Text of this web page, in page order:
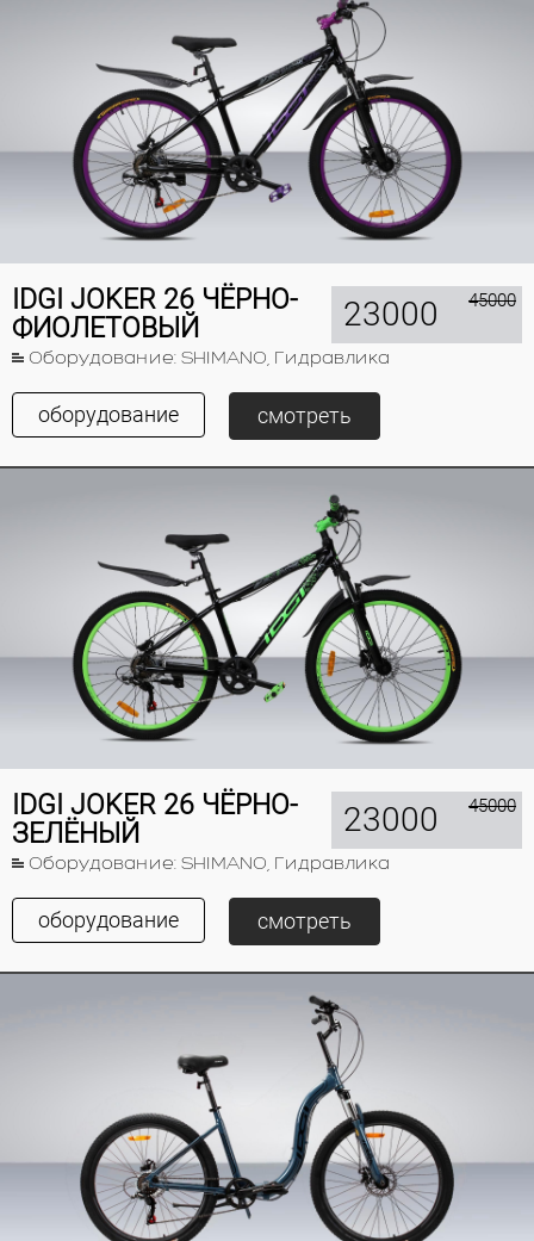
IDGI JOKER 26 ЧЁРНО-
ФИОЛЕТОВЫЙ
Оборудование: SHIMANO, Гидравлика
23000 45000
оборудование смотреть
IDGI JOKER 26 ЧЁРНО-
ЗЕЛЁНЫЙ
Оборудование: SHIMANO, Гидравлика
23000 45000
оборудование смотреть